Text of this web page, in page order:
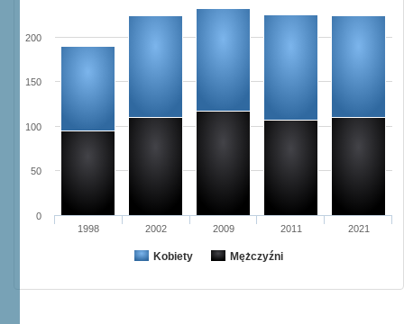
Kobiety Mężczyźni
1998 2002 2009 2011 2021
0
50
100
150
200